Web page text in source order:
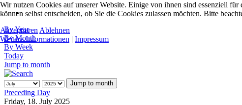
By Year
By Month
By Week
Today
Jump to month
Jump to month
Preceding Day
Friday, 18. July 2025
Wir nutzen Cookies auf unserer Website. Einige von ihnen sind essenziell
können selbst entscheiden, ob Sie die Cookies zulassen möchten. Bitte
Akzeptieren Ablehnen
Weitere Informationen | Impressum